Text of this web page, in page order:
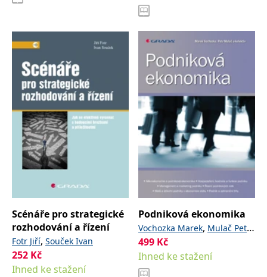
Scénáře pro strategické
rozhodování a řízení
Fotr Jiří, Souček Ivan
252 Kč
Ihned ke stažení
Podniková ekonomika
Vochozka Marek, Mulač Petr,
a kolektiv
499 Kč
Ihned ke stažení